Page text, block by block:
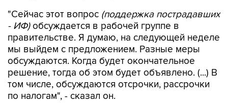
"Сейчас этот вопрос (поддержка пострадавших
- ИФ)обсуждается в рабочей группе в
правительстве. Я думаю, на следующей неделе
мы выйдем с предложением. Разные меры
обсуждаются. Когда будет окончательное
решение, тогда об этом будет объявлено. (...) В
том числе, обсуждаются отсрочки, рассрочки
по налогам", - сказал он.